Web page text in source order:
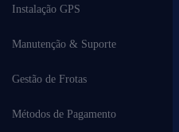
Instalação GPS
Manutenção & Suporte
Gestão de Frotas
Métodos de Pagamento